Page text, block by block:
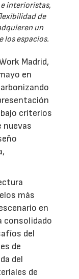
interioristas,
de
un
los espacios.
Madrid,
en
criterios
nuevas
más
en
consolidado
del
de
del
de